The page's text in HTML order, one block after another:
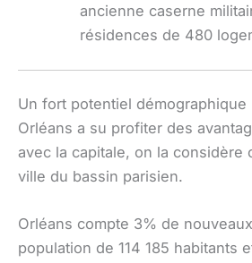
ancienne caserne
résidences de 480
Un fort potentiel démographique
Orléans a su profiter des
avec la capitale, on la considère
ville du bassin parisien.
Orléans compte 3% de
population de 114 185 habitants